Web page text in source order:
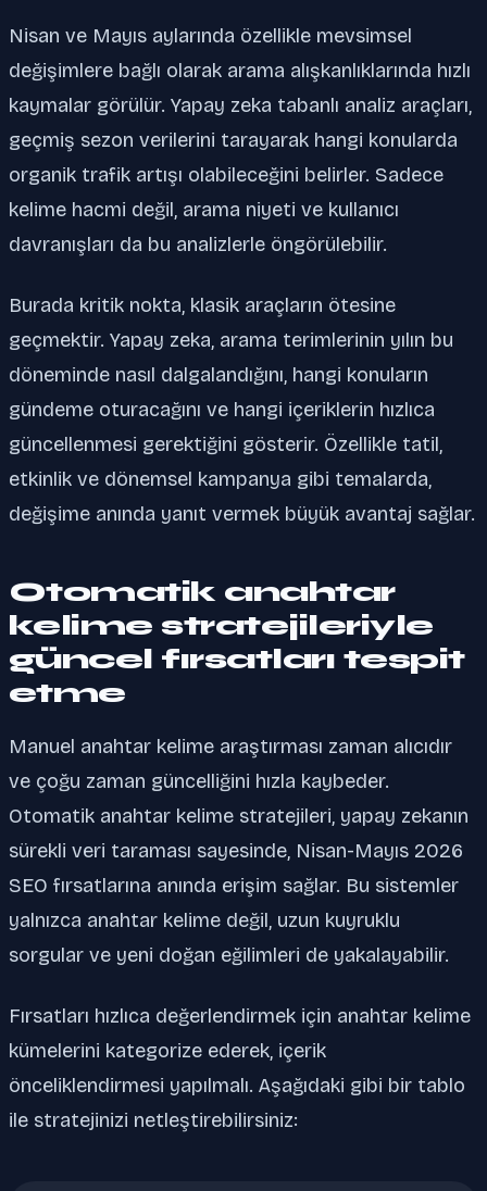
Nisan ve Mayıs aylarında özellikle mevsimsel
değişimlere bağlı olarak arama alışkanlıklarında hızlı
kaymalar görülür. Yapay zeka tabanlı analiz araçları,
geçmiş sezon verilerini tarayarak hangi konularda
organik trafik artışı olabileceğini belirler. Sadece
kelime hacmi değil, arama niyeti ve kullanıcı
davranışları da bu analizlerle öngörülebilir.
Burada kritik nokta, klasik araçların ötesine
geçmektir. Yapay zeka, arama terimlerinin yılın bu
döneminde nasıl dalgalandığını, hangi konuların
gündeme oturacağını ve hangi içeriklerin hızlıca
güncellenmesi gerektiğini gösterir. Özellikle tatil,
etkinlik ve dönemsel kampanya gibi temalarda,
değişime anında yanıt vermek büyük avantaj sağlar.
Otomatik anahtar
kelime stratejileriyle
güncel fırsatları tespit
etme
Manuel anahtar kelime araştırması zaman alıcıdır
ve çoğu zaman güncelliğini hızla kaybeder.
Otomatik anahtar kelime stratejileri, yapay zekanın
sürekli veri taraması sayesinde, Nisan-Mayıs 2026
SEO fırsatlarına anında erişim sağlar. Bu sistemler
yalnızca anahtar kelime değil, uzun kuyruklu
sorgular ve yeni doğan eğilimleri de yakalayabilir.
Fırsatları hızlıca değerlendirmek için anahtar kelime
kümelerini kategorize ederek, içerik
önceliklendirmesi yapılmalı. Aşağıdaki gibi bir tablo
ile stratejinizi netleştirebilirsiniz: